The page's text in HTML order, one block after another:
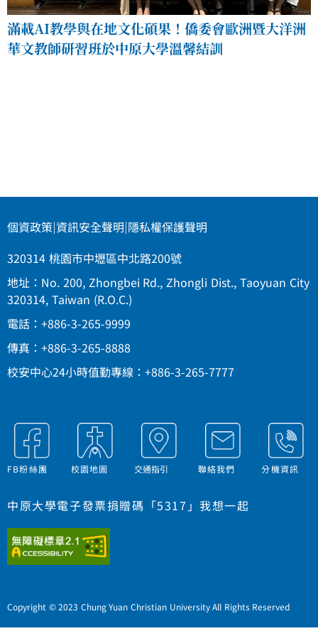
滿載AI教學與在地文化碩果！僑委會歐洲暨大洋洲
華文教師研習班於中原大學溫馨結訓
個資政策|資訊安全聲明|隱私權保護聲明
320314 桃園市中壢區中北路200號
地址：No. 200, Zhongbei Rd., Zhongli Dist., Taoyuan City
320314, Taiwan (R.O.C.)
電話：+886-3-265-9999
傳真：+886-3-265-8888
校安中心24小時值勤專線：+886-3-265-7777
FB粉絲團 校園地圖 交通指引 聯絡我們 分機資訊
中原大學電子發票捐贈碼「5317」我想一起
Copyright © 2023 Chung Yuan Christian University All Rights Reserved